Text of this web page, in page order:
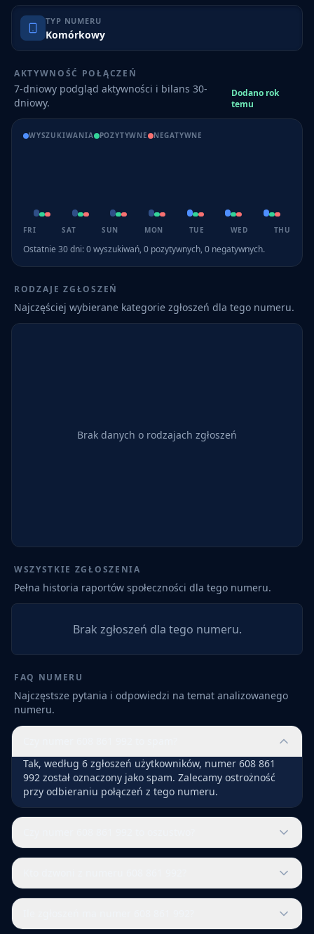
TYP NUMERU
Komórkowy
AKTYWNOŚĆ POŁĄCZEŃ
7-dniowy podgląd aktywności i bilans 30-
dniowy.
Dodano rok
temu
WYSZUKIWANIA POZYTYWNE NEGATYWNE
FRI SAT SUN MON TUE WED THU
Ostatnie 30 dni:0wyszukiwań,0 pozytywnych,0 negatywnych.
RODZAJE ZGŁOSZEŃ
Najczęściej wybierane kategorie zgłoszeń dla tego numeru.
Brak danych o rodzajach zgłoszeń
WSZYSTKIE ZGŁOSZENIA
Pełna historia raportów społeczności dla tego numeru.
Brak zgłoszeń dla tego numeru.
FAQ NUMERU
Najczęstsze pytania i odpowiedzi na temat analizowanego
numeru.
Tak, według 6 zgłoszeń użytkowników, numer 608 861
992 został oznaczony jako spam. Zalecamy ostrożność
przy odbieraniu połączeń z tego numeru.